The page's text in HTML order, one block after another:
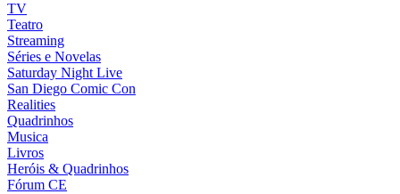
TV
Teatro
Streaming
Séries e Novelas
Saturday Night Live
San Diego Comic Con
Realities
Quadrinhos
Musica
Livros
Heróis & Quadrinhos
Fórum CE